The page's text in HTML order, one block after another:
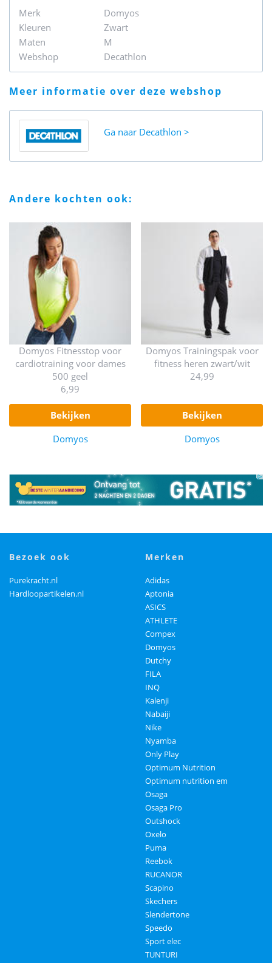
Merk
Domyos
Kleuren
Zwart
Maten
M
Webshop
Decathlon
meer informatie over deze webshop
Ga naar Decathlon
andere kochten ook:
Domyos Fitnesstop voor
cardiotraining voor dames
500 geel
6,99
bekijken
Domyos
Domyos Trainingspak voor
fitness heren zwart/wit
24,99
bekijken
Domyos
bezoek ook
Purekracht.nl
Hardloopartikelen.nl
merken
Adidas
Aptonia
ASICS
ATHLETE
Compex
Domyos
Dutchy
FILA
INQ
Kalenji
Nabaiji
Nike
Nyamba
Only Play
Optimum Nutrition
Optimum nutrition em
Osaga
Osaga Pro
Outshock
Oxelo
Puma
Reebok
RUCANOR
Scapino
Skechers
Slendertone
Speedo
Sport elec
TUNTURI